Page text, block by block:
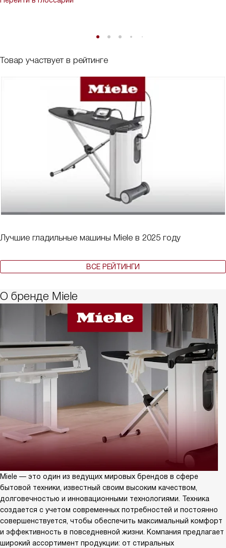
Товар участвует в рейтинге
Лучшие гладильные машины Miele в 2025 году
ВСЕ РЕЙТИНГИ
О бренде Miele
Miele — это один из ведущих мировых брендов в сфере
бытовой техники, известный своим высоким качеством,
долговечностью и инновационными технологиями. Техника
создается с учетом современных потребностей и постоянно
совершенствуется, чтобы обеспечить максимальный комфорт
и эффективность в повседневной жизни. Компания предлагает
широкий ассортимент продукции: от стиральных